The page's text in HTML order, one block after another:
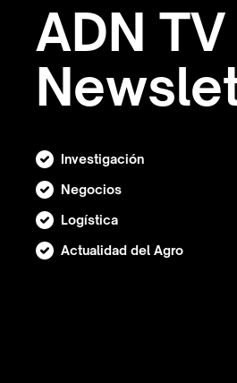
ADN
Investigación
Negocios
Logística
Actualidad del Agro